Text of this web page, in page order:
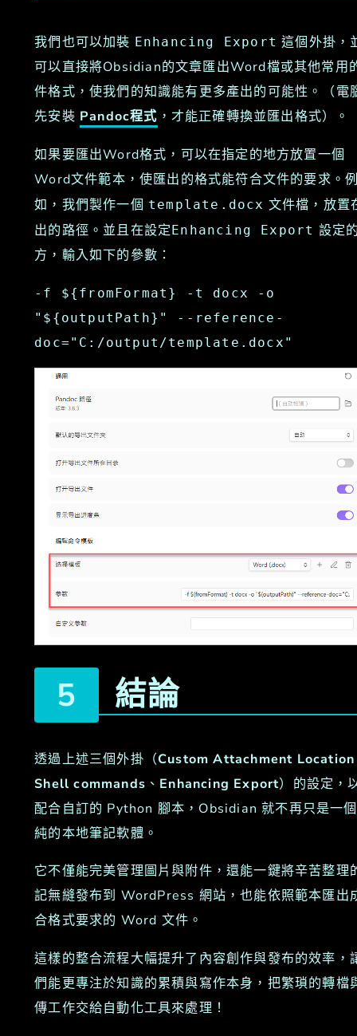
我們也可以加裝 Enhancing Export 這個外掛，
可以直接將Obsidian的文章匯出Word檔或其他常用
件格式，使我們的知識能有更多產出的可能性。（電
先安裝 Pandoc程式 ，才能正確轉換並匯出格式）。
如果要匯出Word格式，可以在指定的地方放置一個
Word文件範本，使匯出的格式能符合文件的要求。
如，我們製作一個 template.docx 文件檔，放置
出的路徑。並且在設定Enhancing Export 設定
方，輸入如下的參數：
-f ${fromFormat} -t docx -o
"${outputPath}" --reference-
doc="C:/output/template.docx"
結論
透過上述三個外掛（Custom Attachment Location
Shell commands 、 Enhancing Export）的設定，
配合自訂的 Python 腳本，Obsidian 就不再只是一
純的本地筆記軟體。
它不僅能完美管理圖片與附件，還能一鍵將辛苦整理
記無縫發布到 WordPress 網站，也能依照範本匯出
合格式要求的 Word 文件。
這樣的整合流程大幅提升了內容創作與發布的效率，
們能更專注於知識的累積與寫作本身，把繁瑣的轉檔
傳工作交給自動化工具來處理！